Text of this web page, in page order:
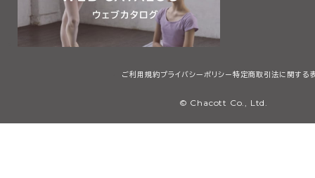
ご利用規約プライバシーポリシー 特定商取引法に関する
© Chacott Co., Ltd.